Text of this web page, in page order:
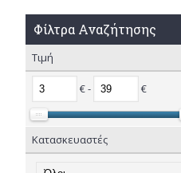
Φίλτρα Αναζήτησης
Τιμή
€ - €
Κατασκευαστές